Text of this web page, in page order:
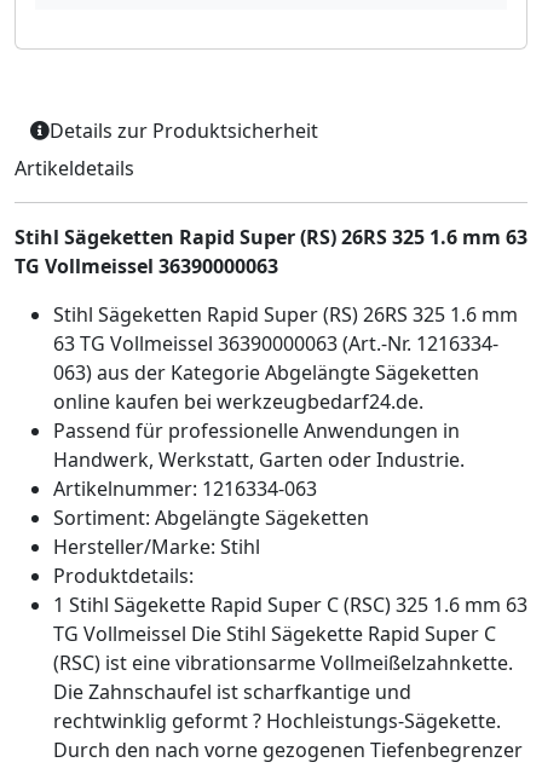
Details zur Produktsicherheit
Artikeldetails
Stihl Sägeketten Rapid Super (RS) 26RS 325 1.6 mm 63
TG Vollmeissel 36390000063
Stihl Sägeketten Rapid Super (RS) 26RS 325 1.6 mm
63 TG Vollmeissel 36390000063 (Art.-Nr. 1216334-
063) aus der Kategorie Abgelängte Sägeketten
online kaufen bei werkzeugbedarf24.de.
Passend für professionelle Anwendungen in
Handwerk, Werkstatt, Garten oder Industrie.
Artikelnummer: 1216334-063
Sortiment: Abgelängte Sägeketten
Hersteller/Marke: Stihl
Produktdetails:
1 Stihl Sägekette Rapid Super C (RSC) 325 1.6 mm 63
TG Vollmeissel Die Stihl Sägekette Rapid Super C
(RSC) ist eine vibrationsarme Vollmeißelzahnkette.
Die Zahnschaufel ist scharfkantige und
rechtwinklig geformt ? Hochleistungs-Sägekette.
Durch den nach vorne gezogenen Tiefenbegrenzer